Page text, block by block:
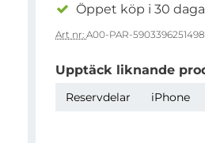
Öppet köp i 30
Art nr: A00-PAR-5903396251498
Upptäck liknande
Reservdelar iPhone